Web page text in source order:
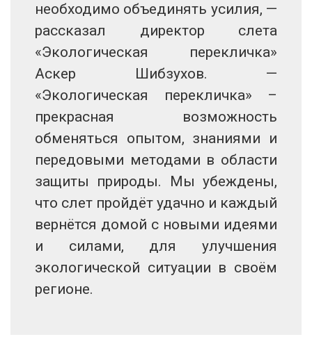
необходимо объединять усилия, —
рассказал директор слета
«Экологическая перекличка»
Аскер Шибзухов. —
«Экологическая перекличка» –
прекрасная возможность
обменяться опытом, знаниями и
передовыми методами в области
защиты природы. Мы убеждены,
что слет пройдёт удачно и каждый
вернётся домой с новыми идеями
и силами, для улучшения
экологической ситуации в своём
регионе.